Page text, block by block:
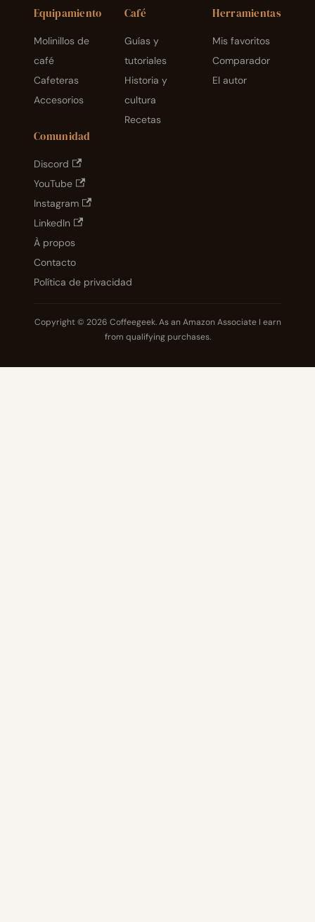
Equipamiento
Molinillos de
café
Cafeteras
Accesorios
Café
Guías y
tutoriales
Historia y
cultura
Recetas
Herramientas
Mis favoritos
Comparador
El autor
Comunidad
Discord
YouTube
Instagram
LinkedIn
À propos
Contacto
Política de privacidad
Copyright © 2026 Coffeegeek. As an Amazon Associate I earn
from qualifying purchases.